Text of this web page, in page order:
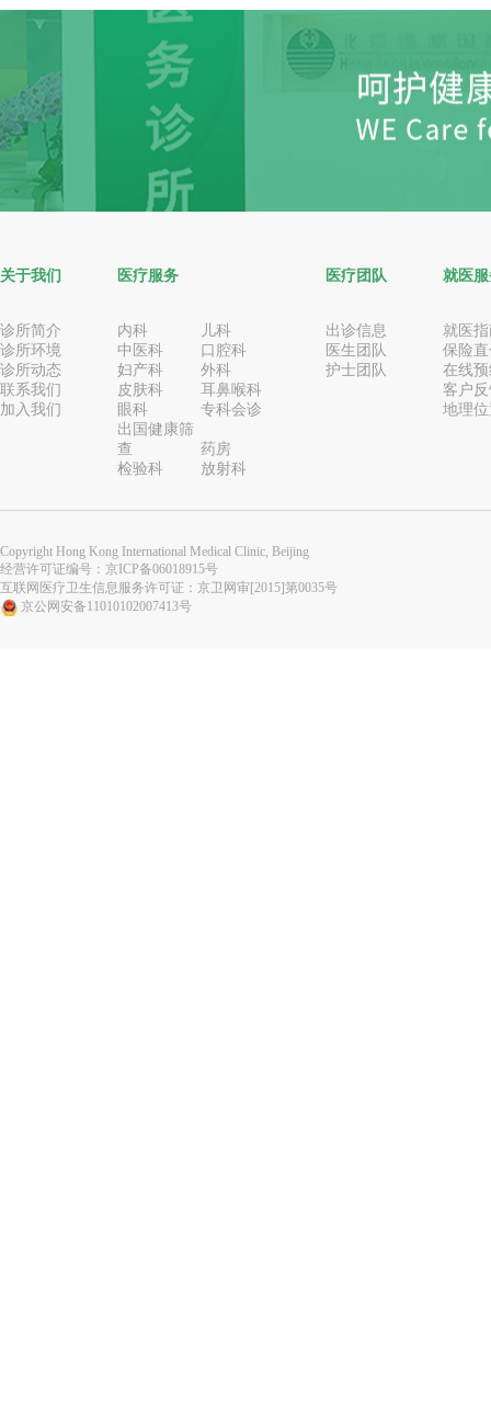
关于我们
诊所简介
诊所环境
诊所动态
联系我们
加入我们
医疗服务
内科
儿科
中医科
口腔科
妇产科
外科
皮肤科
耳鼻喉科
眼科
专科会诊
出国健康筛
查
药房
检验科
放射科
医疗团队
出诊信息
医生团队
护士团队
就医
就医
保险
在线
客户
地理
Copyright Hong Kong International Medical Clinic, Beijing
经营许可证编号： 京ICP备06018915号
互联网医疗卫生信息服务许可证：京卫网审[2015]第0035号
京公网安备11010102007413号